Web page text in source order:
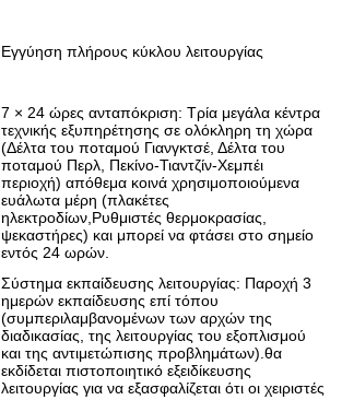
Εγγύηση πλήρους κύκλου λειτουργίας
7 × 24 ώρες ανταπόκριση: Τρία μεγάλα κέντρα
τεχνικής εξυπηρέτησης σε ολόκληρη τη χώρα
(Δέλτα του ποταμού Γιανγκτσέ, Δέλτα του
ποταμού Περλ, Πεκίνο-Τιαντζίν-Χεμπέι
περιοχή) απόθεμα κοινά χρησιμοποιούμενα
ευάλωτα μέρη (πλακέτες
ηλεκτροδίων,Ρυθμιστές θερμοκρασίας,
ψεκαστήρες) και μπορεί να φτάσει στο σημείο
εντός 24 ωρών.
Σύστημα εκπαίδευσης λειτουργίας: Παροχή 3
ημερών εκπαίδευσης επί τόπου
(συμπεριλαμβανομένων των αρχών της
διαδικασίας, της λειτουργίας του εξοπλισμού
και της αντιμετώπισης προβλημάτων).θα
εκδίδεται πιστοποιητικό εξειδίκευσης
λειτουργίας για να εξασφαλίζεται ότι οι χειριστές